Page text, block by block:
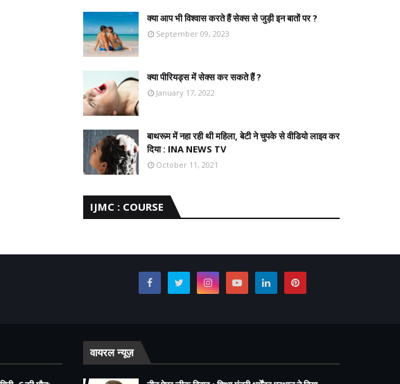
क्या आप भी विश्वास करते हैं सेक्स से जुड़ी इन बातों पर ?
September 09, 2023
क्या पीरियड्स में सेक्स कर सकते हैं ?
January 17, 2022
बाथरूम में नहा रही थी महिला, बेटी ने चुपके से वीडियो लाइव कर
दिया : INA NEWS TV
October 11, 2021
IJMC : COURSE
वायरल न्यूज़